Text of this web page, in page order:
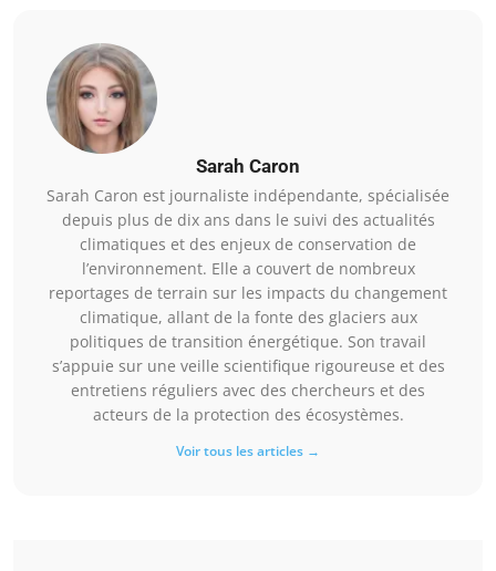
Sarah Caron
Sarah Caron est journaliste indépendante, spécialisée
depuis plus de dix ans dans le suivi des actualités
climatiques et des enjeux de conservation de
l’environnement. Elle a couvert de nombreux
reportages de terrain sur les impacts du changement
climatique, allant de la fonte des glaciers aux
politiques de transition énergétique. Son travail
s’appuie sur une veille scientifique rigoureuse et des
entretiens réguliers avec des chercheurs et des
acteurs de la protection des écosystèmes.
Voir tous les articles →